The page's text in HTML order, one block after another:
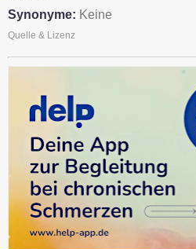
Synonyme: Keine
Quelle & Lizenz